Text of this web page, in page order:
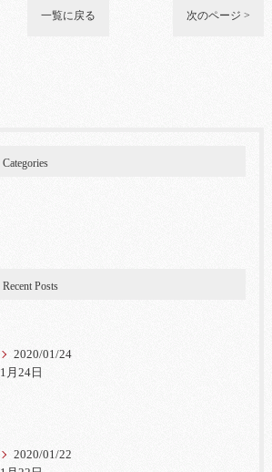
一覧に戻る 次のページ >
Categories
Recent Posts
2020/01/24
1月24日
2020/01/22